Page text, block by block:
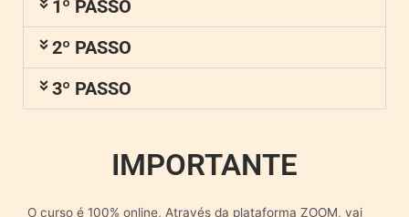
1º PASSO
2º PASSO
3º PASSO
IMPORTANTE
O curso é 100% online, Através da plataforma ZOOM, vai